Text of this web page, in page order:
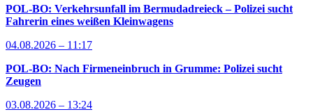
POL-BO: Verkehrsunfall im Bermudadreieck – Polizei sucht
Fahrerin eines weißen Kleinwagens
04.08.2026 – 11:17
POL-BO: Nach Firmeneinbruch in Grumme: Polizei sucht
Zeugen
03.08.2026 – 13:24